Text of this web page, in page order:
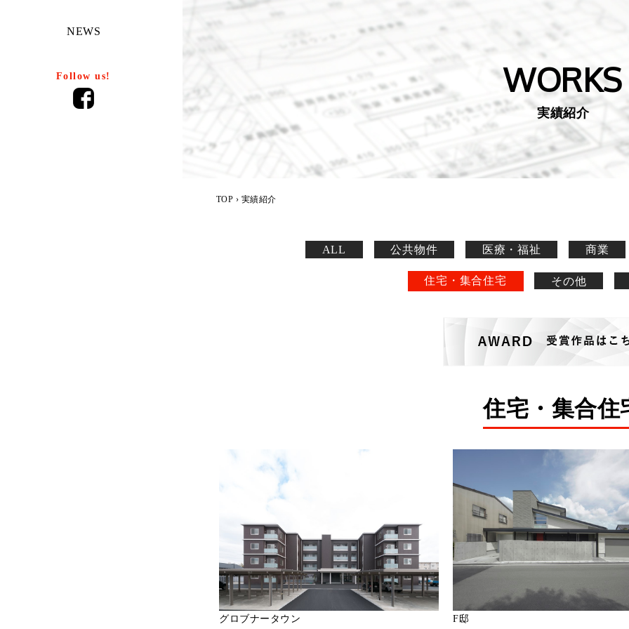
NEWS
Follow us! WORKS
実績紹介
TOP › 実績紹介
ALL 公共物件 医療・福祉 商業
住宅・集合住宅 その他
住宅・集合住
グロブナータウン F邸